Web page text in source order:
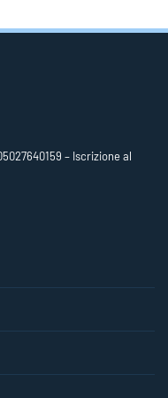
– Iscrizione al